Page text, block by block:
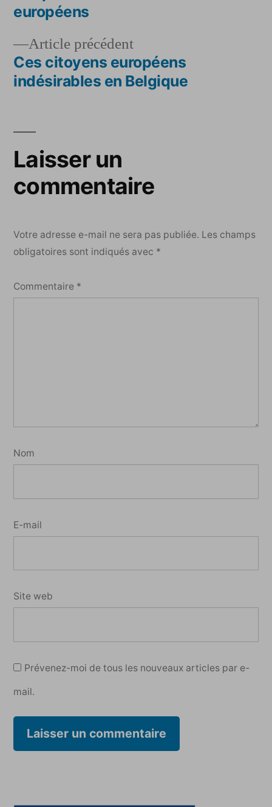
de
l’article
Article précédentArticle
précédent :
Ces citoyens européens
indésirables en Belgique
européens
Laisser un
commentaire
Votre adresse e-mail ne sera pas publiée. Les champs
obligatoires sont indiqués avec *
Commentaire *
Nom
E-mail
Site web
Prévenez-moi de tous les nouveaux articles par e-
mail.